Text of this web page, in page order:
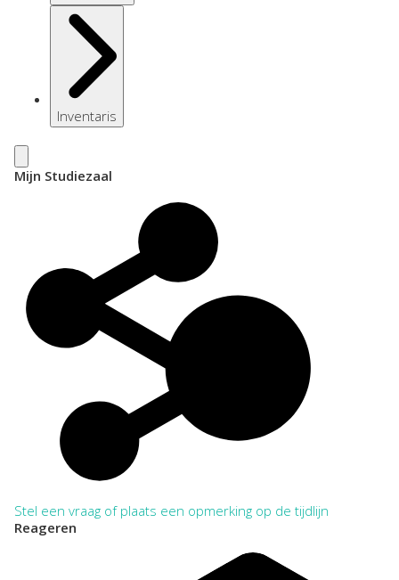
Inventaris
Mijn Studiezaal
Stel een vraag of plaats een opmerking op de tijdlijn
Reageren